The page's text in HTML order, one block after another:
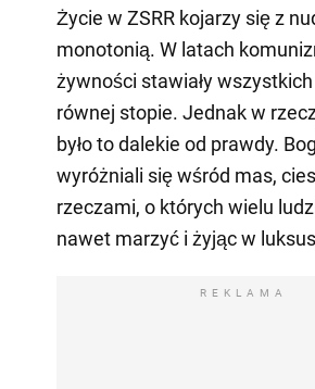
Życie w ZSRR kojarzy się z
monotonią. W latach
żywności stawiały
równej stopie. Jednak w
było to dalekie od prawdy.
wyróżniali się wśród mas,
rzeczami, o których wielu
nawet marzyć i żyjąc w
REKLAMA